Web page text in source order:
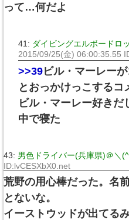
って…何だよ
41: ダイビングエルボードロ
2015/09/25(金) 06:00:35.55
>>39ビル・マーレー
とおっかけっこするコ
ビル・マーレー好き
中で寝た
43: 男色ドライバー(兵庫県)＠＼
ID:lvCESXbX0.net
荒野の用心棒だった。名
とないな。
イーストウッドが出てる